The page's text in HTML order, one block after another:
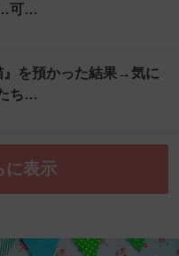
…可…
』を預かった結果→気に
ち…
に表示